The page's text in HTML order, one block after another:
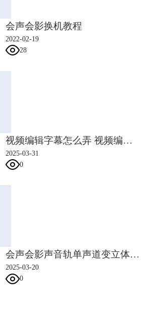
会声会影换机教程
2022-02-19
28
视频编辑字幕怎么弄 视频编辑字幕怎么去除
2025-03-31
0
会声会影声音轨单声道变立体声 会声会影音频轨道如何调节声音
2025-03-20
0